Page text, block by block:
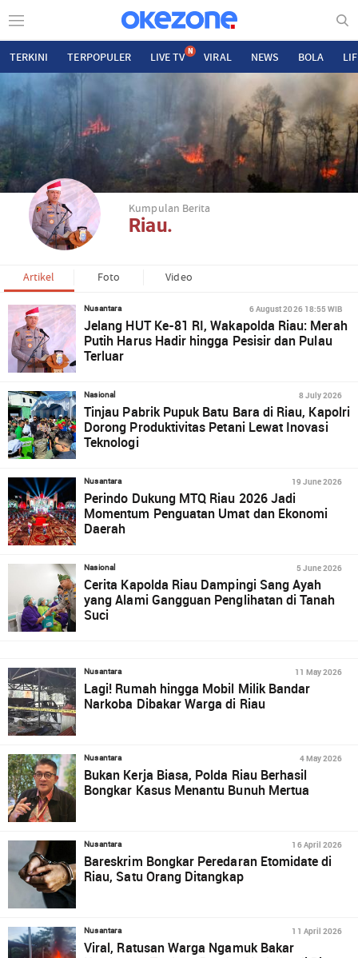
TERKINI TERPOPULER LIVE TV N VIRAL NEWS BOLA
Kumpulan Berita
Riau.
Artikel Foto Video
Nusantara 6 August 2026 18:55 WIB
Jelang HUT Ke-81 RI, Wakapolda Riau: Merah
Putih Harus Hadir hingga Pesisir dan Pulau
Terluar
Nasional 8 July 2026
Tinjau Pabrik Pupuk Batu Bara di Riau, Kapolri
Dorong Produktivitas Petani Lewat Inovasi
Teknologi
Nusantara 19 June 2026
Perindo Dukung MTQ Riau 2026 Jadi
Momentum Penguatan Umat dan Ekonomi
Daerah
Nasional 5 June 2026
Cerita Kapolda Riau Dampingi Sang Ayah
yang Alami Gangguan Penglihatan di Tanah
Suci
Nusantara 11 May 2026
Lagi! Rumah hingga Mobil Milik Bandar
Narkoba Dibakar Warga di Riau
Nusantara 4 May 2026
Bukan Kerja Biasa, Polda Riau Berhasil
Bongkar Kasus Menantu Bunuh Mertua
Nusantara 16 April 2026
Bareskrim Bongkar Peredaran Etomidate di
Riau, Satu Orang Ditangkap
Nusantara 11 April 2026
Viral, Ratusan Warga Ngamuk Bakar